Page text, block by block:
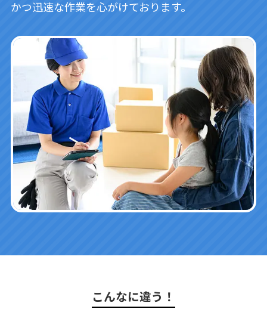
かつ迅速な作業を心がけております。
こんなに違う！